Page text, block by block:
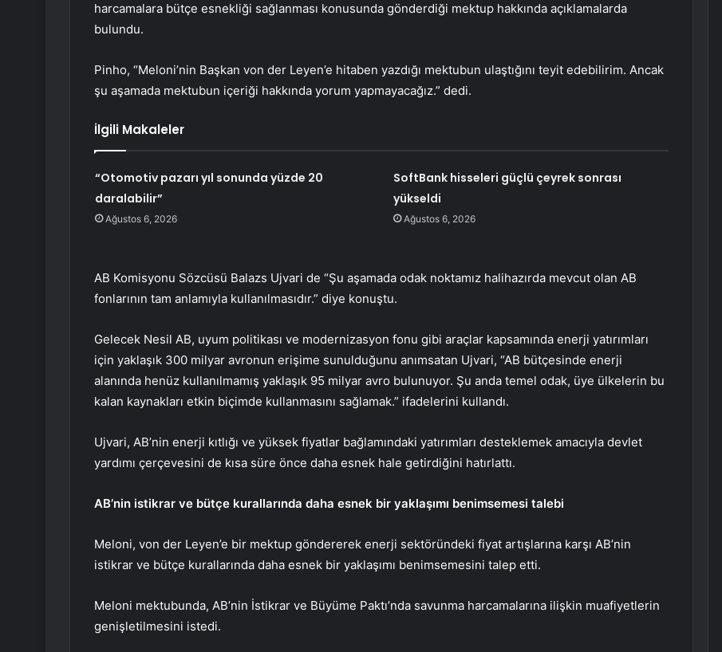
harcamalara bütçe esnekliği sağlanması konusunda gönderdiği mektup hakkında açıklamalarda
bulundu.
Pinho, “Meloni’nin Başkan von der Leyen’e hitaben yazdığı mektubun ulaştığını teyit edebilirim. Ancak
şu aşamada mektubun içeriği hakkında yorum yapmayacağız.” dedi.
İlgili Makaleler
“Otomotiv pazarı yıl sonunda yüzde 20
daralabilir”
Ağustos 6, 2026
SoftBank hisseleri güçlü çeyrek sonrası
yükseldi
Ağustos 6, 2026
AB Komisyonu Sözcüsü Balazs Ujvari de “Şu aşamada odak noktamız halihazırda mevcut olan AB
fonlarının tam anlamıyla kullanılmasıdır.” diye konuştu.
Gelecek Nesil AB, uyum politikası ve modernizasyon fonu gibi araçlar kapsamında enerji yatırımları
için yaklaşık 300 milyar avronun erişime sunulduğunu anımsatan Ujvari, “AB bütçesinde enerji
alanında henüz kullanılmamış yaklaşık 95 milyar avro bulunuyor. Şu anda temel odak, üye ülkelerin bu
kalan kaynakları etkin biçimde kullanmasını sağlamak.” ifadelerini kullandı.
Ujvari, AB’nin enerji kıtlığı ve yüksek fiyatlar bağlamındaki yatırımları desteklemek amacıyla devlet
yardımı çerçevesini de kısa süre önce daha esnek hale getirdiğini hatırlattı.
AB’nin istikrar ve bütçe kurallarında daha esnek bir yaklaşımı benimsemesi talebi
Meloni, von der Leyen’e bir mektup göndererek enerji sektöründeki fiyat artışlarına karşı AB’nin
istikrar ve bütçe kurallarında daha esnek bir yaklaşımı benimsemesini talep etti.
Meloni mektubunda, AB’nin İstikrar ve Büyüme Paktı’nda savunma harcamalarına ilişkin muafiyetlerin
genişletilmesini istedi.